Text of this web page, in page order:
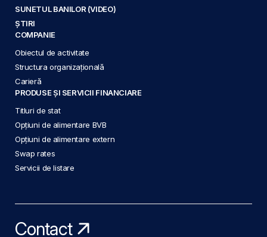
SUNETUL BANILOR (VIDEO)
ȘTIRI
COMPANIE
Obiectul de activitate
Structura organizațională
Carieră
PRODUSE ȘI SERVICII FINANCIARE
Titluri de stat
Opțiuni de alimentare BVB
Opțiuni de alimentare extern
Swap rates
Servicii de listare
Contact